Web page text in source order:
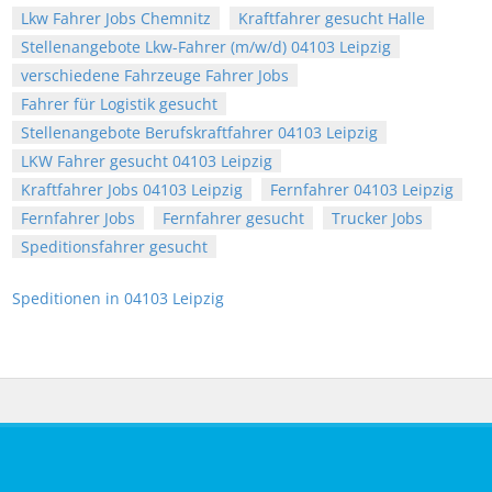
Lkw Fahrer Jobs Chemnitz
Kraftfahrer gesucht Halle
Stellenangebote Lkw-Fahrer (m/w/d) 04103 Leipzig
verschiedene Fahrzeuge Fahrer Jobs
Fahrer für Logistik gesucht
Stellenangebote Berufskraftfahrer 04103 Leipzig
LKW Fahrer gesucht 04103 Leipzig
Kraftfahrer Jobs 04103 Leipzig
Fernfahrer 04103 Leipzig
Fernfahrer Jobs
Fernfahrer gesucht
Trucker Jobs
Speditionsfahrer gesucht
Speditionen in 04103 Leipzig